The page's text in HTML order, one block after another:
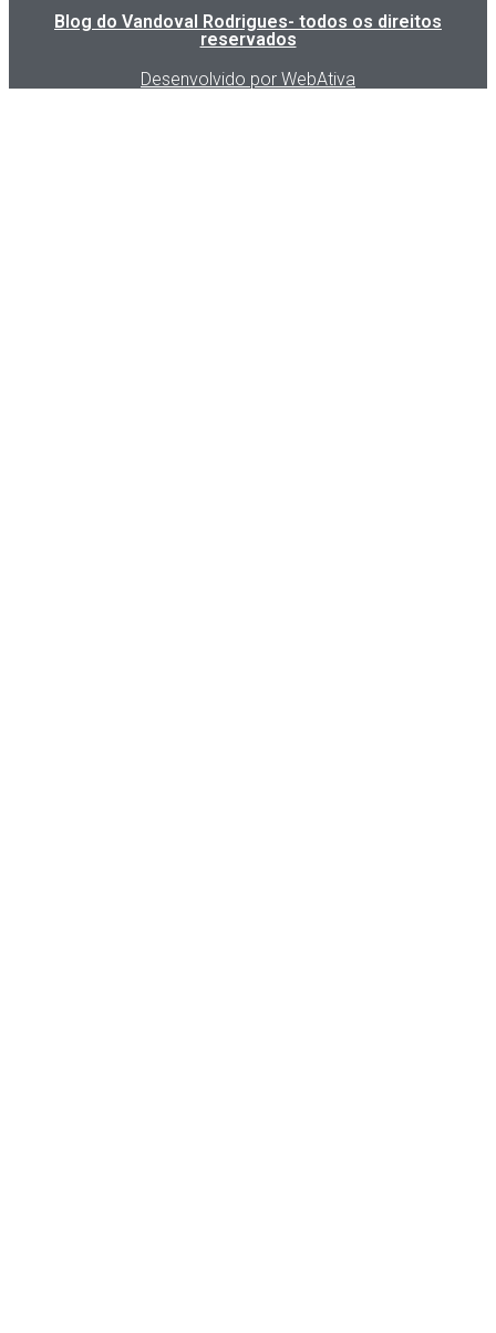
Blog do Vandoval Rodrigues- todos os direitos
reservados
Desenvolvido por WebAtiva